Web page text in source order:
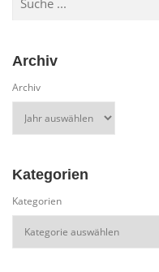
Archiv
Archiv
Kategorien
Kategorien